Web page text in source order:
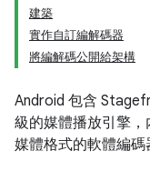
建築
實作自訂編解碼器
將編解碼公開給架構
Android 包含
級的媒體播放引擎
媒體格式的軟體編碼